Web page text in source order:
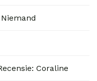
Coraline